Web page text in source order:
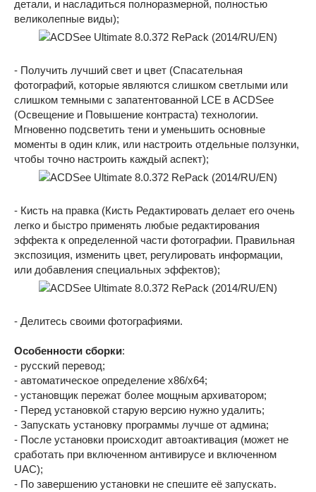
детали, и насладиться полноразмерной, полностью
великолепные виды);
- Получить лучший свет и цвет (Спасательная
фотографий, которые являются слишком светлыми или
слишком темными с запатентованной LCE в ACDSee
(Освещение и Повышение контраста) технологии.
Мгновенно подсветить тени и уменьшить основные
моменты в один клик, или настроить отдельные ползунки,
чтобы точно настроить каждый аспект);
- Кисть на правка (Кисть Редактировать делает его очень
легко и быстро применять любые редактирования
эффекта к определенной части фотографии. Правильная
экспозиция, изменить цвет, регулировать информации,
или добавления специальных эффектов);
- Делитесь своими фотографиями.
Особенности сборки:
- русский перевод;
- автоматическое определение x86/x64;
- установщик пережат более мощным архиватором;
- Перед установкой старую версию нужно удалить;
- Запускать установку программы лучше от админа;
- После установки проиcходит автоактивация (может не
сработать при включенном антивирусе и включенном
UAC);
- По завершению установки не спешите её запускать.